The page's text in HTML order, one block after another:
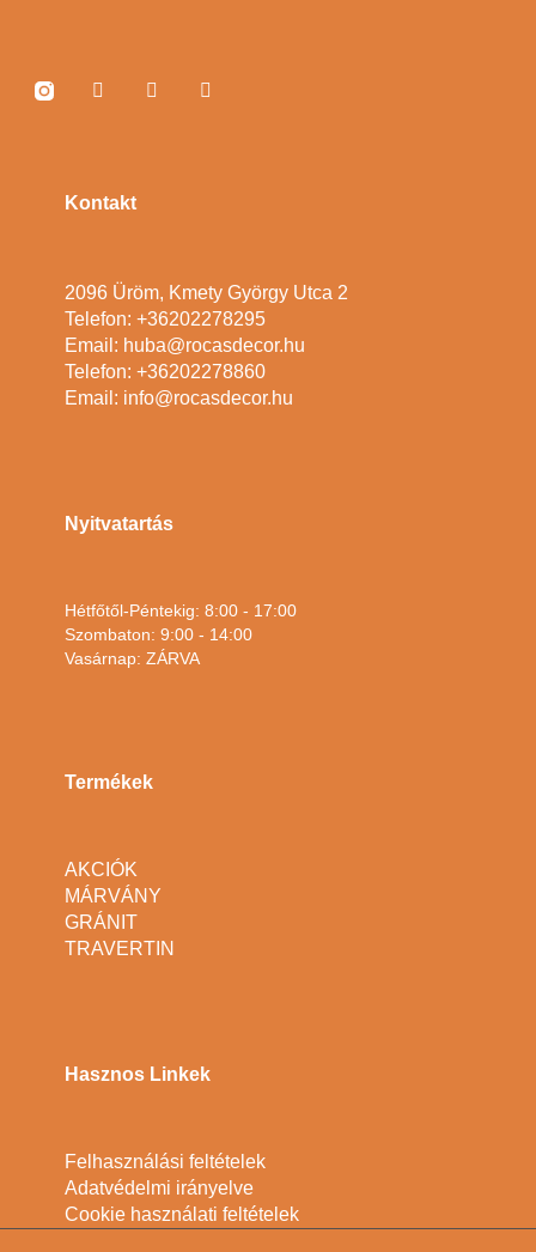
Kontakt
2096 Üröm, Kmety György Utca 2
Telefon: +36202278295
Email: huba@rocasdecor.hu
Telefon: +36202278860
Email: info@rocasdecor.hu
Nyitvatartás
Hétfőtől-Péntekig: 8:00 - 17:00
Szombaton: 9:00 - 14:00
Vasárnap: ZÁRVA
Termékek
AKCIÓK
MÁRVÁNY
GRÁNIT
TRAVERTIN
Hasznos Linkek
Felhasználási feltételek
Adatvédelmi irányelve
Cookie használati feltételek